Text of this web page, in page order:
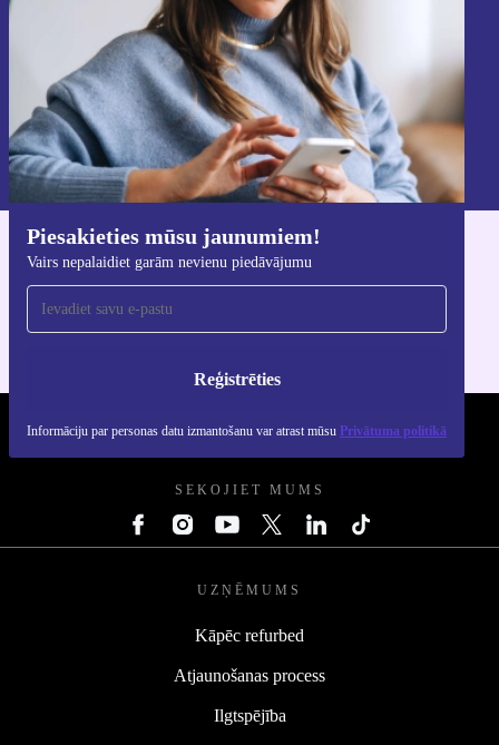
Piesakieties mūsu jaunumiem!
Vairs nepalaidiet garām nevienu piedāvājumu
Reģistrēties
Informāciju par personas datu izmantošanu var atrast mūsu Privātuma politikā
Reģistrēties
Informāciju par personas datu izmantošanu varat atrast mūsu
Privātuma politikā.
Lejupielādējiet refurbed lietotni
iOS un Android ierīcēm
REFURBED - RETHINK NEW.
SEKOJIET MUMS
UZŅĒMUMS
Kāpēc refurbed
Atjaunošanas process
Ilgtspējība